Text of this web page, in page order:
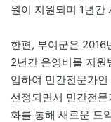
원이 지원되며 1년간
한편, 부여군은 2016
2년간 운영비를 지
입하여 민간전문가
선정되면서 민간전
화를 통해 새로운 도